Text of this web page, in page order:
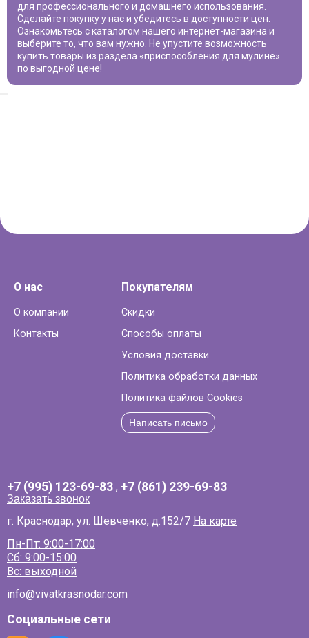
для профессионального и домашнего использования.
Сделайте покупку у нас и убедитесь в доступности цен.
Ознакомьтесь с каталогом нашего интернет-магазина и
выберите то, что вам нужно. Не упустите возможность
купить товары из раздела «приспособления для мулине»
по выгодной цене!
О нас
О компании
Контакты
Покупателям
Скидки
Способы оплаты
Условия доставки
Политика обработки данных
Политика файлов Cookies
Написать письмо
+7 (995) 123-69-83 , +7 (861) 239-69-83
Заказать звонок
г. Краснодар, ул. Шевченко, д.152/7 На карте
Пн-Пт: 9:00-17:00
Сб: 9:00-15:00
Вс: выходной
info@vivatkrasnodar.com
Социальные сети